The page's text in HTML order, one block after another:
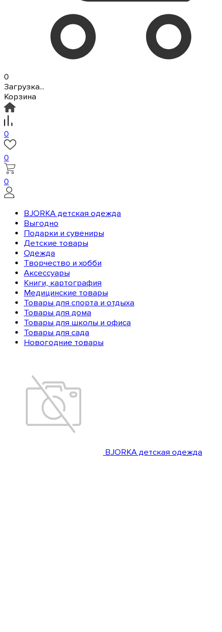
0
Загрузка...
Корзина
0
0
0
BJORKA детская одежда
Выгодно
Подарки и сувениры
Детские товары
Одежда
Творчество и хобби
Аксессуары
Книги, картография
Медицинские товары
Товары для спорта и отдыха
Товары для дома
Товары для школы и офиса
Товары для сада
Новогодние товары
BJORKA детская одежда